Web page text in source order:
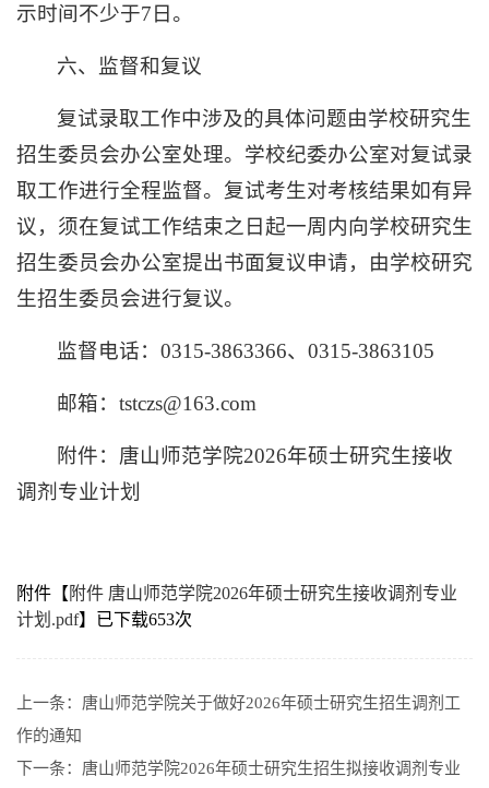
示时间不少于7日。
六、监督和复议
复试录取工作中涉及的具体问题由学校研究生
招生委员会办公室处理。学校纪委办公室对复试录
取工作进行全程监督。复试考生对考核结果如有异
议，须在复试工作结束之日起一周内向学校研究生
招生委员会办公室提出书面复议申请，由学校研究
生招生委员会进行复议。
监督电话：0315-3863366、0315-3863105
邮箱：tstczs@163.com
附件：唐山师范学院2026年硕士研究生接收
调剂专业计划
附件【 附件 唐山师范学院2026年硕士研究生接收调剂专业
计划.pdf】已下载653次
上一条： 唐山师范学院关于做好2026年硕士研究生招生调剂工
作的通知
下一条： 唐山师范学院2026年硕士研究生招生拟接收调剂专业